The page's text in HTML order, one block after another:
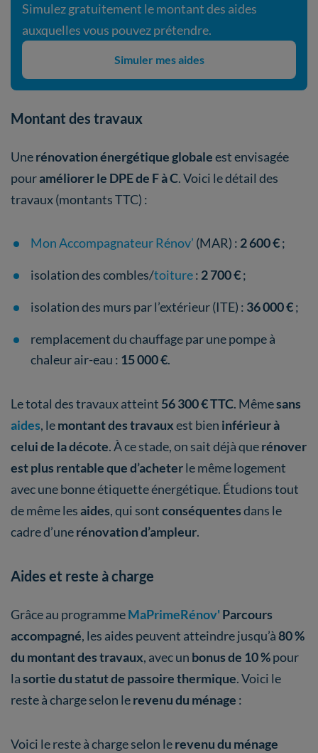
Simulez gratuitement le montant des aides
auxquelles vous pouvez prétendre.
Simuler mes aides
Montant des travaux
Unerénovation énergétique globaleest envisagée
pouraméliorer le DPE de F à C. Voici le détail des
travaux (montants TTC) :
Mon Accompagnateur Rénov’ (MAR) :2 600 €;
isolation des combles/toiture:2 700 €;
isolation des murs par l’extérieur (ITE) : 36 000 €;
remplacement du chauffage par une pompe à
chaleur air-eau : 15 000 €.
Le total des travaux atteint 56 300 € TTC. Mêmesans
aides, lemontant des travauxest bien inférieur à
celui de la décote. À ce stade, on sait déjà querénover
est plus rentable que d’acheterle même logement
avec une bonne étiquette énergétique. Étudions tout
de même lesaides, qui sontconséquentesdans le
cadre d’unerénovation d’ampleur.
Aides et reste à charge
Grâce au programmeMaPrimeRénov' Parcours
accompagné, les aides peuvent atteindre jusqu’à80 %
du montant des travaux, avec un bonus de 10 %pour
lasortie du statut de passoire thermique. Voici le
reste à charge selon lerevenu du ménage :
Voici le reste à charge selon lerevenu du ménage